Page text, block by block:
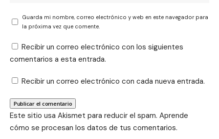
Guarda mi nombre, correo electrónico y web en este navegador para
la próxima vez que comente.
Recibir un correo electrónico con los siguientes
comentarios a esta entrada.
Recibir un correo electrónico con cada nueva entrada.
Este sitio usa Akismet para reducir el spam. Aprende
cómo se procesan los datos de tus comentarios.